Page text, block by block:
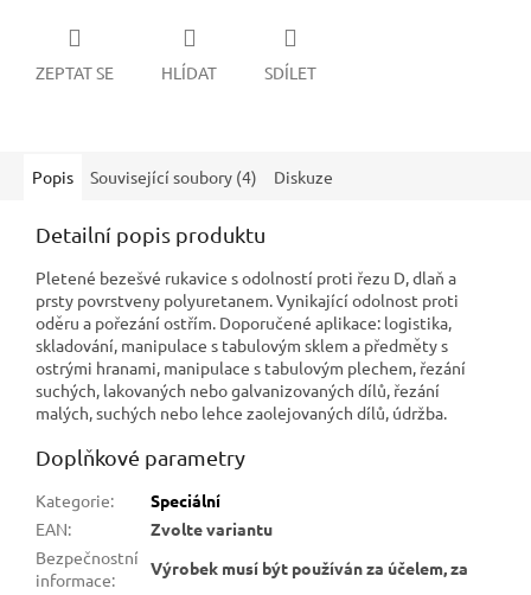
ZEPTAT SE HLÍDAT SDÍLET
Popis Související soubory (4) Diskuze
Detailní popis produktu
Pletené bezešvé rukavice s odolností proti řezu D, dlaň a
prsty povrstveny polyuretanem. Vynikající odolnost proti
oděru a pořezání ostřím. Doporučené aplikace: logistika,
skladování, manipulace s tabulovým sklem a předměty s
ostrými hranami, manipulace s tabulovým plechem, řezání
suchých, lakovaných nebo galvanizovaných dílů, řezání
malých, suchých nebo lehce zaolejovaných dílů, údržba.
Doplňkové parametry
Kategorie:
Speciální
EAN:
Zvolte variantu
Bezpečnostní
informace:
Výrobek musí být používán za účelem, za